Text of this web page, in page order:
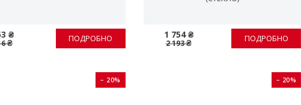
₴
₴ ПОДРОБНО 1 754 ₴
2 193 ₴ ПОДРОБНО
− 20% − 20%